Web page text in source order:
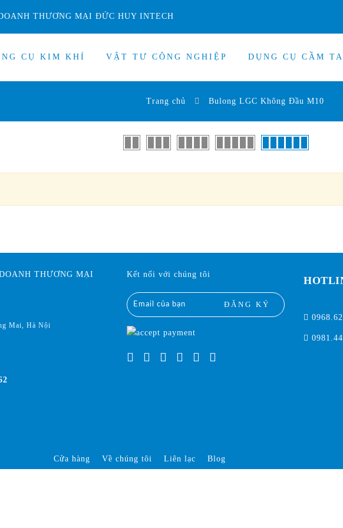
THƯƠNG MẠI ĐỨC HUY INTECH
CỤ KIM KHÍ VẬT TƯ CÔNG NGHIỆP DỤNG CỤ CẦM
Trang chủ Bulong LGC Không Đầu M10
THƯƠNG MẠI
Mai, Hà Nội
Kết nối với chúng tôi
ĐĂNG KÝ
Cửa hàng Về chúng tôi Liên lạc Blog